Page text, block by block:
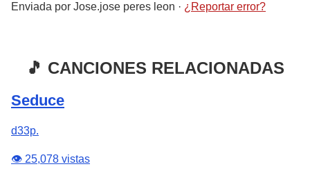
Enviada por Jose.jose peres leon · ¿Reportar error?
🎵 CANCIONES RELACIONADAS
Seduce
d33p.
👁️ 25,078 vistas